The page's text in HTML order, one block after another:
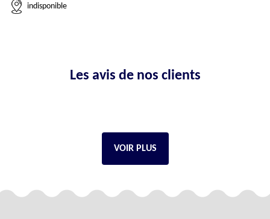
indisponible
Les avis de nos clients
VOIR PLUS